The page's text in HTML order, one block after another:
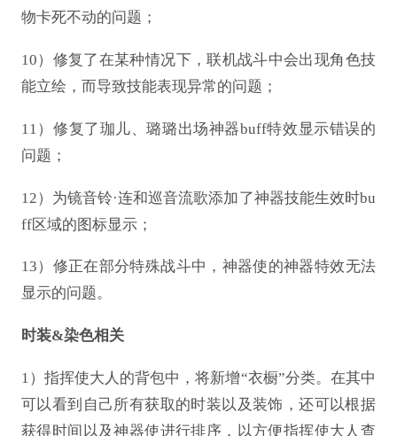
物卡死不动的问题；
10）修复了在某种情况下，联机战斗中会出现角色技
能立绘，而导致技能表现异常的问题；
11）修复了珈儿、璐璐出场神器buff特效显示错误的
问题；
12）为镜音铃·连和巡音流歌添加了神器技能生效时bu
ff区域的图标显示；
13）修正在部分特殊战斗中，神器使的神器特效无法
显示的问题。
时装&染色相关
1）指挥使大人的背包中，将新增“衣橱”分类。在其中
可以看到自己所有获取的时装以及装饰，还可以根据
获得时间以及神器使进行排序，以方便指挥使大人查